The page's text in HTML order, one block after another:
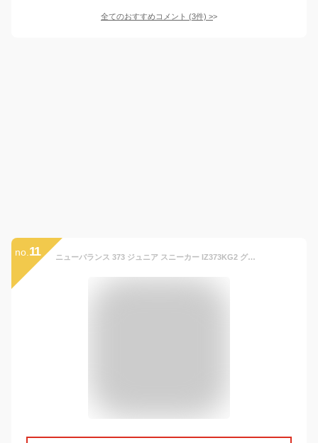
全てのおすすめコメント (3件) >
no. 11 ニューバランス 373 ジュニア スニーカー IZ373KG2 グレー new balance ファーストシューズ キッズ ベビー